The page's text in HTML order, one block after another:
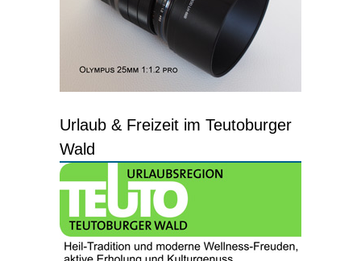
Urlaub & Freizeit im Teutoburger
Wald